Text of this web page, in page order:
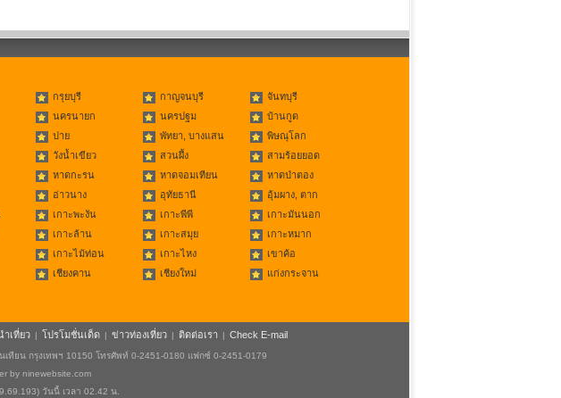
กรุยบุรี กาญจนบุรี
จันทบุรี
นครนายก นครปฐม
บ้านกูด
ปาย พัทยา, บางแสน
พิษณุโลก
วังน้ำเขียว สวนผึ้ง
สามร้อยยอด
หาดกะรน หาดจอมเทียน
หาดป่าตอง
อ่าวนาง อุทัยธานี
อุ้มผาง, ตาก
เกาะพะงัน เกาะพีพี
เกาะมันนอก
เกาะล้าน เกาะสมุย
เกาะหมาก
เกาะไม้ท่อน เกาะไหง
เขาค้อ
เชียงคาน เชียงใหม่
แก่งกระจาน
เที่ยว | โปรโมชั่นเด็ด | ข่าวท่องเที่ยว | ติดต่อเรา | Check E-mail
ยน กรุงเทพฯ 10150 โทรศัพท์ 0-2451-0180 แฟกซ์ 0-2451-0179
by ninewebsite.com
วันนี้ เวลา 02.42 น.